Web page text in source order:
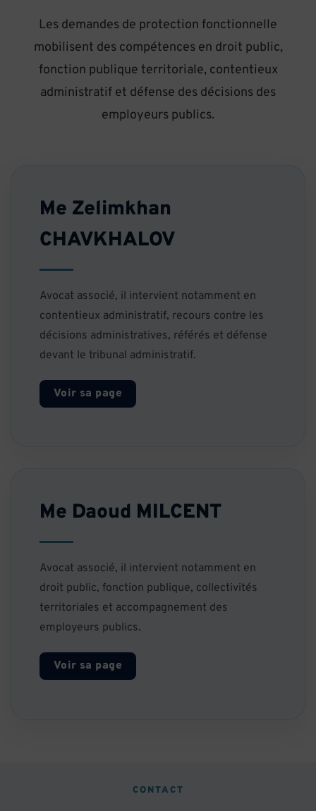
Les demandes de protection fonctionnelle
mobilisent des compétences en droit public,
fonction publique territoriale, contentieux
administratif et défense des décisions des
employeurs publics.
Me Zelimkhan
CHAVKHALOV
Avocat associé, il intervient notamment en
contentieux administratif, recours contre les
décisions administratives, référés et défense
devant le tribunal administratif.
Voir sa page
Me Daoud MILCENT
Avocat associé, il intervient notamment en
droit public, fonction publique, collectivités
territoriales et accompagnement des
employeurs publics.
Voir sa page
CONTACT